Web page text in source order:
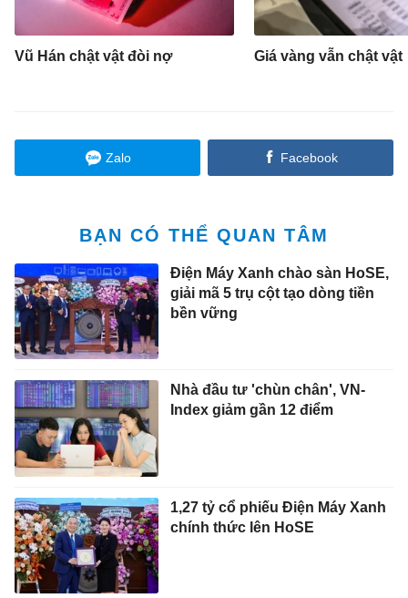
Vũ Hán chật vật đòi nợ Giá vàng vẫn chật vật
Zalo Facebook
BẠN CÓ THỂ QUAN TÂM
Điện Máy Xanh chào sàn HoSE,
giải mã 5 trụ cột tạo dòng tiền
bền vững
Nhà đầu tư 'chùn chân', VN-
Index giảm gần 12 điểm
1,27 tỷ cổ phiếu Điện Máy Xanh
chính thức lên HoSE